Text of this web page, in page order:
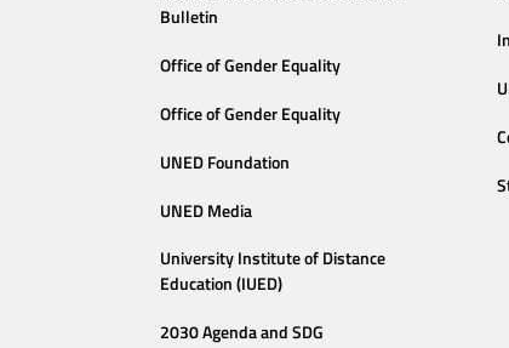
Bulletin
Office of Gender Equality
Office of Gender Equality
UNED Foundation
UNED Media
University Institute of Distance
Education (IUED)
2030 Agenda and SDG